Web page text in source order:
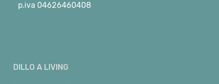
p.iva 04626460408
DILLO A LIVING